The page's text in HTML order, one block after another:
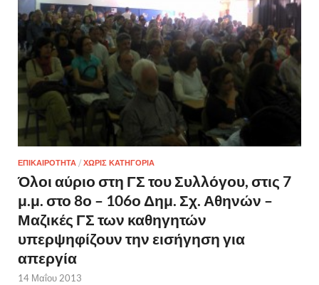
ΕΠΙΚΑΙΡΟΤΗΤΑ / ΧΩΡΊΣ ΚΑΤΗΓΟΡΊΑ
Όλοι αύριο στη ΓΣ του Συλλόγου, στις 7
μ.μ. στο 8ο – 106ο Δημ. Σχ. Αθηνών –
Μαζικές ΓΣ των καθηγητών
υπερψηφίζουν την εισήγηση για
απεργία
14 Μαΐου 2013